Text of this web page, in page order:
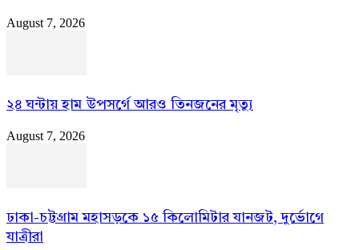
August 7, 2026
২৪ ঘন্টায় হাম উপসর্গে আরও তিনজনের মৃত্যু
August 7, 2026
ঢাকা-চট্টগ্রাম মহাসড়কে ১৫ কিলোমিটার যানজট, দুর্ভোগে
যাত্রীরা